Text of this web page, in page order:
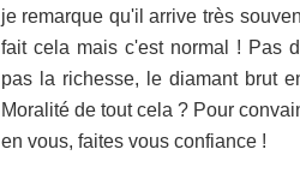
je remarque qu'il arrive très
fait cela mais c'est normal ! Pas
pas la richesse, le diamant brut
Moralité de tout cela ? Pour
en vous, faites vous confiance !